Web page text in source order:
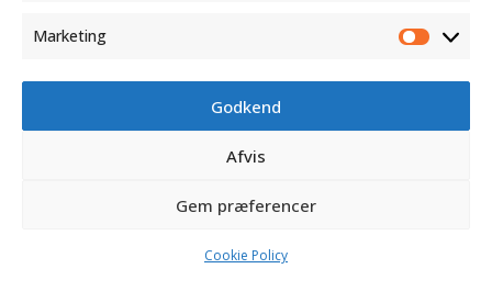
Marketing
Godkend
Afvis
Gem præferencer
Cookie Policy
KONTAKT
| Alle rettigheder forbeholdes